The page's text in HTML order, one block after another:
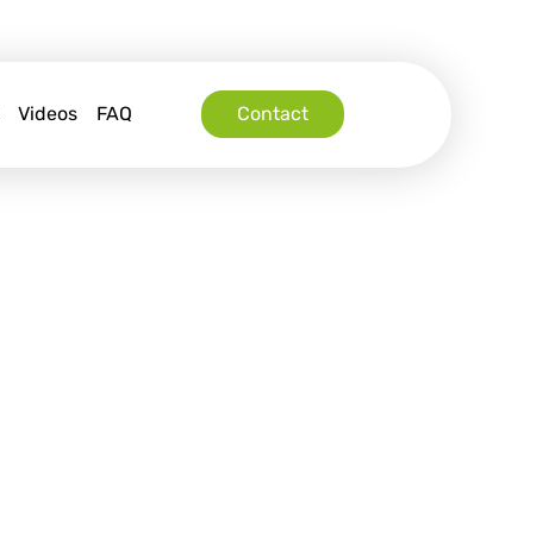
Videos FAQ Contact